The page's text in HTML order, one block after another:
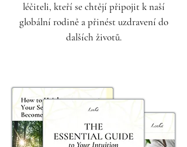
Private access to share, give
feedback, and connect
léčiteli, kteří se chtějí připojit k naší
globální rodině a přinést uzdravení do
dalších životů.